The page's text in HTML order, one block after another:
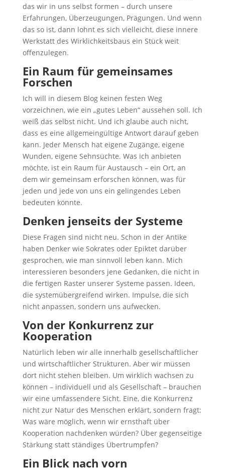
das wir in uns selbst formen – durch unsere
Erfahrungen, Überzeugungen, Prägungen. Und wenn
das so ist, dann lohnt es sich vielleicht, diese innere
Werkstatt des Wirklichkeitsbaus ein Stück weit
offenzulegen.
Ein Raum für gemeinsames
Forschen
Ich will in diesem Blog keinen festen Weg
vorzeichnen, wie ein „gutes Leben“ aussehen soll. Ich
weiß das selbst nicht. Und ich glaube auch nicht,
dass es eine allgemeingültige Antwort darauf geben
kann. Jeder Mensch hat eigene Zugänge, eigene
Wunden, eigene Sehnsüchte. Was ich anbieten
möchte, ist ein Raum für Austausch – ein Ort, an
dem wir gemeinsam erforschen können, was für
jeden und jede von uns ein gelingendes Leben
bedeuten könnte.
Denken jenseits der Systeme
Diese Fragen sind nicht neu. Schon in der Antike
haben Denker wie Sokrates oder Epiktet darüber
gesprochen, wie man sinnvoll leben kann. Mich
interessieren besonders jene Gedanken, die nicht in
die fertigen Raster unserer Systeme passen. Ideen,
die systemübergreifend wirken. Impulse, die sich
nicht anpassen, sondern uns aufwecken.
Von der Konkurrenz zur
Kooperation
Natürlich leben wir alle innerhalb gesellschaftlicher
und wirtschaftlicher Strukturen. Aber wir müssen
dort nicht stehen bleiben. Um wirklich wachsen zu
können – individuell und als Gesellschaft – brauchen
wir eine umfassendere Sicht. Eine, die Konkurrenz
nicht zur Natur des Menschen erklärt, sondern fragt:
Was wäre möglich, wenn wir ernsthaft über
Kooperation nachdenken würden? Über gegenseitige
Stärkung statt ständiges Übertrumpfen?
Ein Blick nach vorn